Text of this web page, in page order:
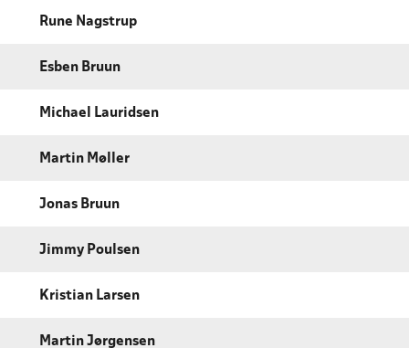
Rune Nagstrup
Esben Bruun
Michael Lauridsen
Martin Møller
Jonas Bruun
Jimmy Poulsen
Kristian Larsen
Martin Jørgensen